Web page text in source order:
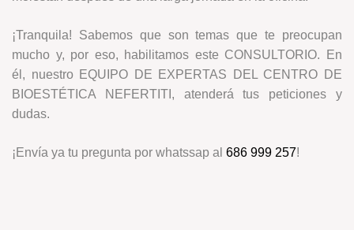
¡Tranquila! Sabemos que son temas que te preocupan
mucho y, por eso, habilitamos este CONSULTORIO. En
él, nuestro EQUIPO DE EXPERTAS DEL CENTRO DE
BIOESTÉTICA NEFERTITI, atenderá tus peticiones y
dudas.
¡Envía ya tu pregunta por whatssap al 686 999 257!